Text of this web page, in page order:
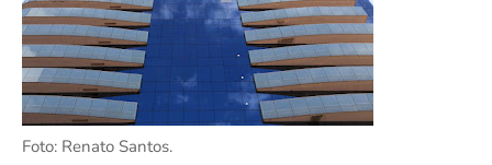
Foto: Renato Santos.